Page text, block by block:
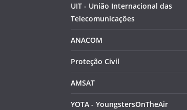
UIT - União Internacional das
Telecomunicações
ANACOM
Proteção Civil
AMSAT
YOTA - YoungstersOnTheAir